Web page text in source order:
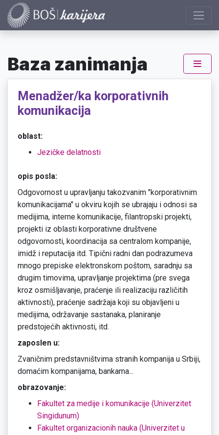
Baza zanimanja
Menadžer/ka korporativnih
komunikacija
oblast:
Jezičke delatnosti
opis posla:
Odgovornost u upravljanju takozvanim "korporativnim
komunikacijama" u okviru kojih se ubrajaju i odnosi sa
medijima, interne komunikacije, filantropski projekti,
projekti iz oblasti korporativne društvene
odgovornosti, koordinacija sa centralom kompanije,
imidž i reputacija itd. Tipični radni dan podrazumeva
mnogo prepiske elektronskom poštom, saradnju sa
drugim timovima, upravljanje projektima (pre svega
kroz osmišljavanje, praćenje ili realizaciju različitih
aktivnosti), praćenje sadržaja koji su objavljeni u
medijima, održavanje sastanaka, planiranje
predstojećih aktivnosti, itd.
zaposlen u:
Zvaničnim predstavništvima stranih kompanija u Srbiji,
domaćim kompanijama, bankama...
obrazovanje:
Fakultet za medije i komunikacije (Univerzitet
Singidunum)
Fakultet organizacionih nauka (Univerzitet u